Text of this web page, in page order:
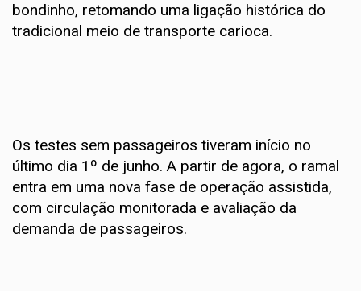
bondinho, retomando uma ligação histórica do
tradicional meio de transporte carioca.
Os testes sem passageiros tiveram início no
último dia 1º de junho. A partir de agora, o ramal
entra em uma nova fase de operação assistida,
com circulação monitorada e avaliação da
demanda de passageiros.